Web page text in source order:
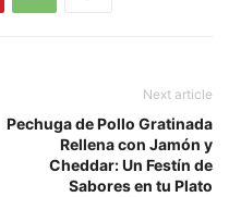
Next article
Pechuga de Pollo Gratinada
Rellena con Jamón y
Cheddar: Un Festín de
Sabores en tu Plato